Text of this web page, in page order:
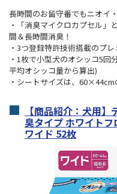
長時間のお留守番でもニオイ
・「消臭マイクロカプセル」
間＆長時間消臭！
・3つ登録特許技術搭載のプ
・1枚で小型犬のオシッコ5
平均オシッコ量から算出)
・シートサイズは、60×44cm
【商品紹介：犬用
臭タイプ ホワイト
ワイド 52枚